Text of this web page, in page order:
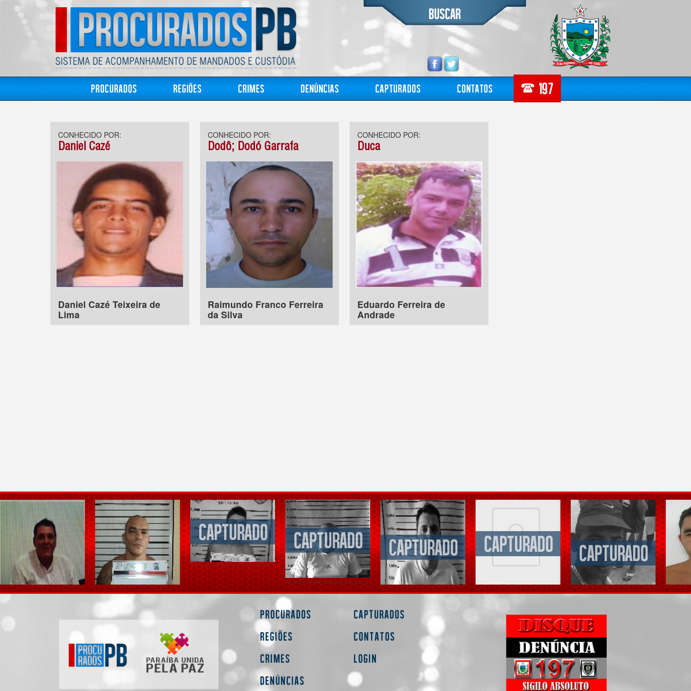
Procurados Regiões Crimes Denúncias Capturados Contatos
CONHECIDO POR:
Daniel Cazé
Daniel Cazé Teixeira de
Lima
CONHECIDO POR:
Dodô; Dodó Garrafa
Raimundo Franco Ferreira
da Silva
CONHECIDO POR:
Duca
Eduardo Ferreira de
Andrade
Procurados
Regiões
Crimes
Denúncias
Capturados
Contatos
Login